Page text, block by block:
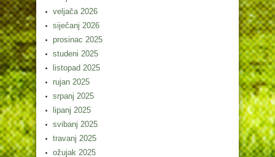
veljača 2026
siječanj 2026
prosinac 2025
studeni 2025
listopad 2025
rujan 2025
srpanj 2025
lipanj 2025
svibanj 2025
travanj 2025
ožujak 2025